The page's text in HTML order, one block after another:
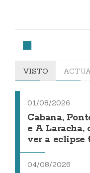
VISTO
01/08/2026
Cabana,
e A Laracha,
ver a eclipse
04/08/2026